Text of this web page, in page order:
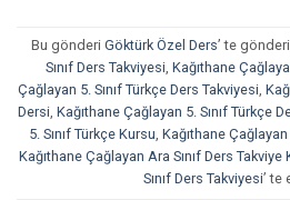
Bu gönderi Göktürk Özel Ders’ te
Sınıf Ders Takviyesi, Kağıthane
Çağlayan 5. Sınıf Türkçe Ders Takviyesi,
Dersi, Kağıthane Çağlayan 5. Sınıf Türkçe
5. Sınıf Türkçe Kursu, Kağıthane Çağlayan
Kağıthane Çağlayan Ara Sınıf Ders Takviye
Sınıf Ders Takviyesi’ te